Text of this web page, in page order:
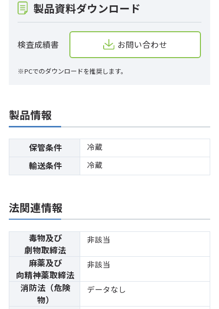
製品資料ダウンロード
検査成績書 お問い合わせ
※PCでのダウンロードを推奨します。
製品情報
保管条件 冷蔵
輸送条件 冷蔵
法関連情報
毒物及び
劇物取締法
非該当
麻薬及び
向精神薬取締法
非該当
消防法（危険
物）
データなし